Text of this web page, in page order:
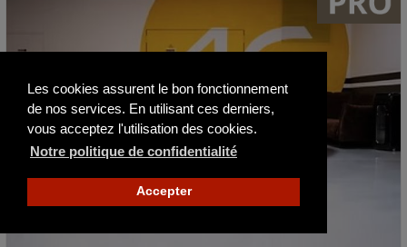
Les cookies assurent le bon fonctionnement
de nos services. En utilisant ces derniers,
vous acceptez l'utilisation des cookies.
Notre politique de confidentialité
Accepter